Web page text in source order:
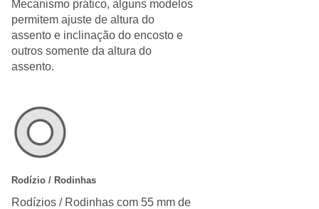
Mecanismo prático, alguns modelos
permitem ajuste de altura do
assento e inclinação do encosto e
outros somente da altura do
assento.
Rodízio / Rodinhas
Rodízios / Rodinhas com 55 mm de